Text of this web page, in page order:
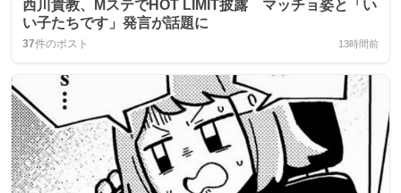
西川貴教、MステでHOT LIMIT披露 マッチョ姿と「い
い子たちです」発言が話題に
37件のポスト 13時間前